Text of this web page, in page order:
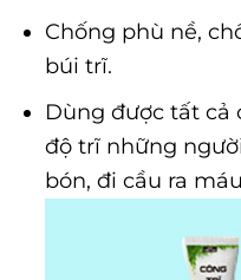
Chống phù nề,
búi trĩ.
Dùng được tất cả
độ trĩ những
bón, đi cầu ra